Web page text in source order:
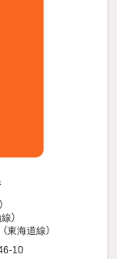
）
）
東海道線）
10